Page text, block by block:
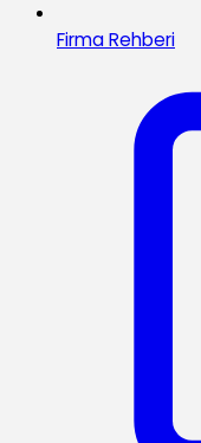
Firma Rehberi